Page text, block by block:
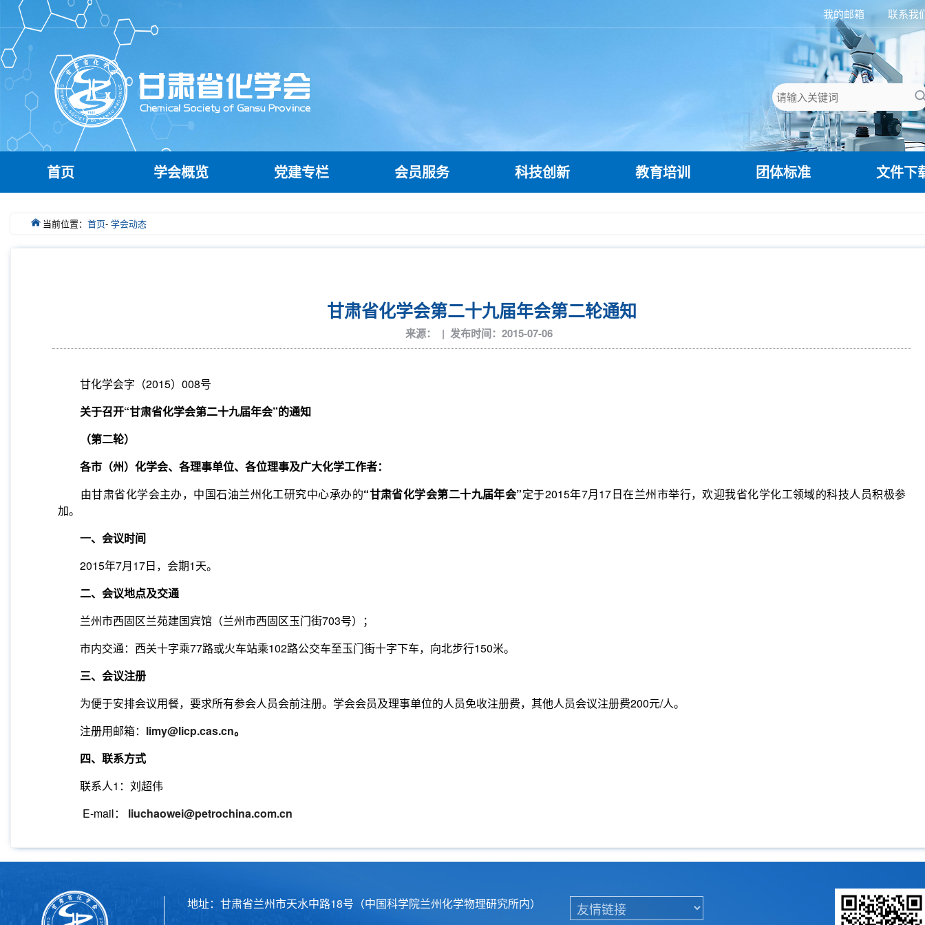
联系我
我的邮箱
首页 学会概览 党建专栏 会员服务 科技创新 教育培训 团体标准 文件下
当前位置： 首页- 学会动态
甘肃省化学会第二十九届年会第二轮通知
来源： | 发布时间：2015-07-06
甘化学会字（2015） 008号
关于召开“甘肃省化学会第二十九届年会”的通知
（第二轮）
各市（州）化学会、各理事单位、各位理事及广大化学工作者：
由甘肃省化学会主办，中国石油兰州化工研究中心承办的“甘肃省化学会第二十九届年会”定于2015年7月17日在兰州市举行，欢迎我省化学化工领域的科技人员积极参
加。
一、会议时间
2015年7月17日，会期1天。
二、会议地点及交通
兰州市西固区兰苑建国宾馆（兰州市西固区玉门街703号）；
市内交通：西关十字乘77路或火车站乘102路公交车至玉门街十字下车，向北步行150米。
三、会议注册
为便于安排会议用餐，要求所有参会人员会前注册。学会会员及理事单位的人员免收注册费，其他人员会议注册费200元/人。
注册用邮箱： limy@licp.cas.cn。
四、联系方式
联系人1 ：刘超伟
E-mail： liuchaowei@petrochina.com.cn
地址：甘肃省兰州市天水中路18号（中国科学院兰州化学物理研究所内）